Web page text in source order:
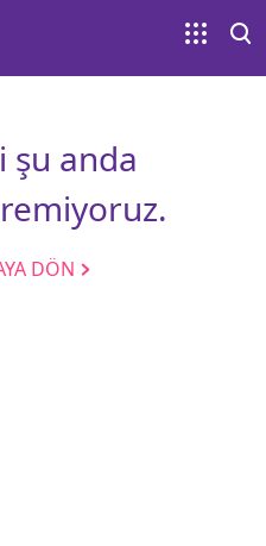
şu anda
DÖN